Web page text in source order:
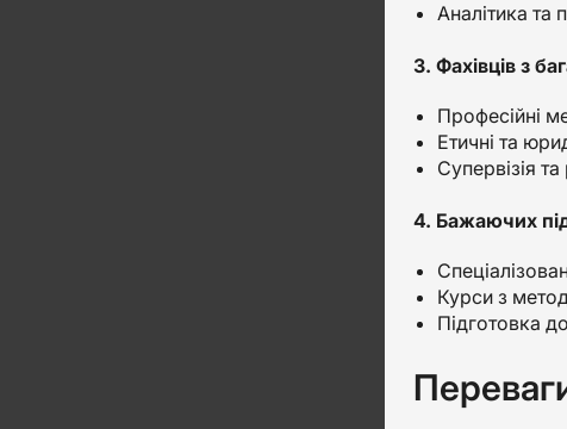
Аналітика та
3. Фахівців з
Професійні
Етичні та
Супервізія
4. Бажаючих
Курси з
Підготовка